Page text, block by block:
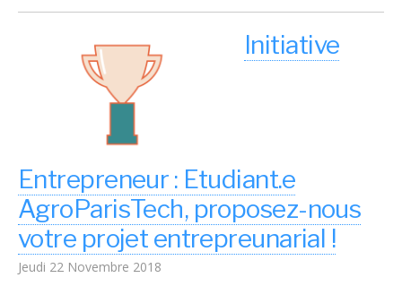
Initiative
Entrepreneur : Etudiant.e
AgroParisTech, proposez-nous
votre projet entrepreunarial !
Jeudi 22 Novembre 2018